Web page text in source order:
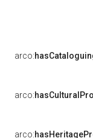
arco:
arco:
arco: